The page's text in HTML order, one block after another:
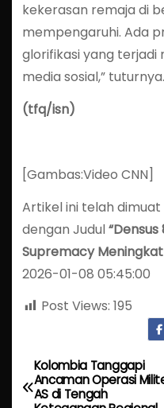
kekerasan remaja di
mempengaruhi. Ada
glorifikasi yang terjadi
media sosial,” tuturnya.
(tfq/isn)
[Gambas:Video CNN]
Artikel ini telah
dengan Judul
Supremacy Meningkat
2026-01-08 05:45:00
Post Views: 195
P
o
Kolombia Tanggapi
Ancaman Operasi
AS di Tengah